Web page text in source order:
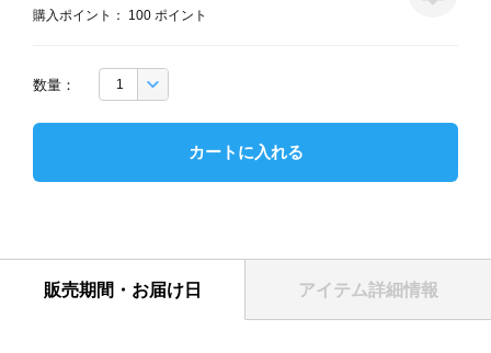
購入ポイント：
100 ポイント
数量：
カートに入れる
販売期間・お届け日 アイテム詳細情報
表紙